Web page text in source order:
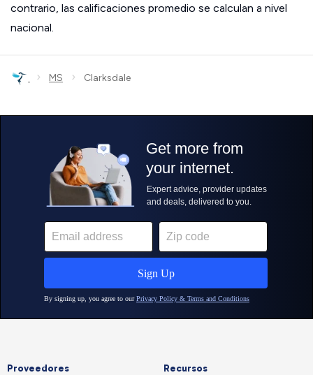
contrario, las calificaciones promedio se calculan a nivel
nacional.
› MS › Clarksdale
Proveedores Recursos